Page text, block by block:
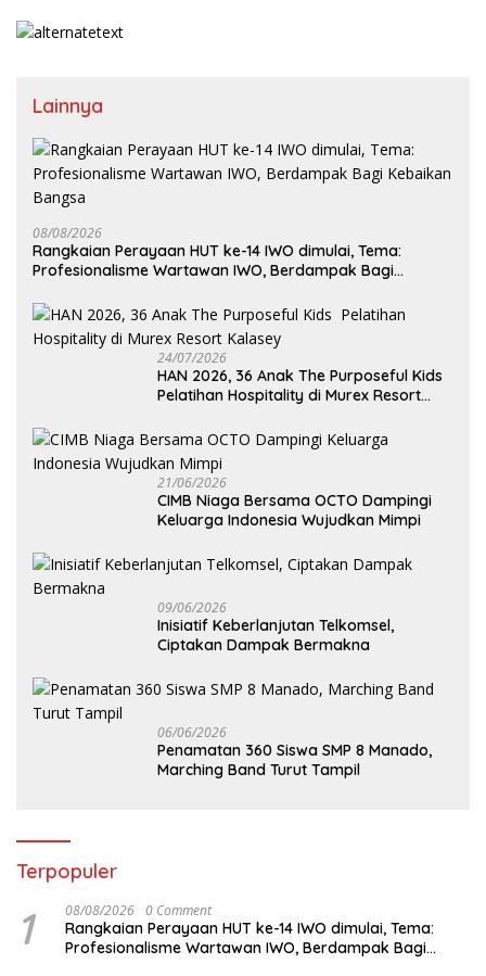
Lainnya
08/08/2026
Rangkaian Perayaan HUT ke-14 IWO dimulai, Tema:
Profesionalisme Wartawan IWO, Berdampak Bagi
24/07/2026
HAN 2026, 36 Anak The Purposeful Kids
Pelatihan Hospitality di Murex Resort
21/06/2026
CIMB Niaga Bersama OCTO Dampingi
Keluarga Indonesia Wujudkan Mimpi
09/06/2026
Inisiatif Keberlanjutan Telkomsel,
Ciptakan Dampak Bermakna
06/06/2026
Penamatan 360 Siswa SMP 8 Manado,
Marching Band Turut Tampil
Terpopuler
1 08/08/2026 0 Comment
Rangkaian Perayaan HUT ke-14 IWO dimulai, Tema:
Profesionalisme Wartawan IWO, Berdampak Bagi